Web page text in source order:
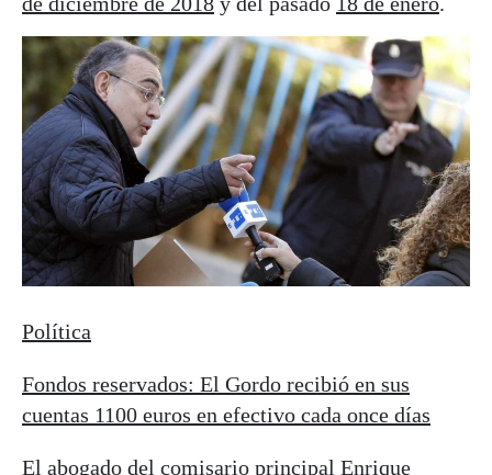
Política
Fondos reservados: El Gordo recibió en sus
cuentas 1100 euros en efectivo cada once días
El abogado del comisario principal Enrique